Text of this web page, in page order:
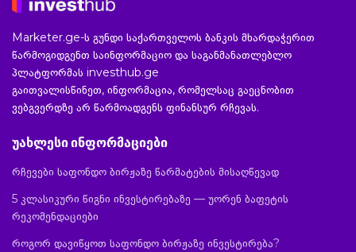
Marketer.ge-ს გუნდი საქართველოს ბანკის მხარდაჭერით
წარმოგიდგენთ საინფორმაციო და საგანმანათლებლო
პლატფორმას investhub.ge
გაითვალისწინეთ, ინფორმაცია, რომელსაც გაეცნობით
ვებგვერდზე არ წარმოადგენს ფინანსურ რჩევას.
უახლესი ინფორმაციები
რჩევები საფონდო ბირჟაზე წარმატების მისაღწევად
5 კლასიკური წიგნი ინვესტირებაზე — უორენ ბაფეტის
რეკომენდაციები
როგორ დავიწყოთ საფონდო ბირჟაზე ინვესტირება?